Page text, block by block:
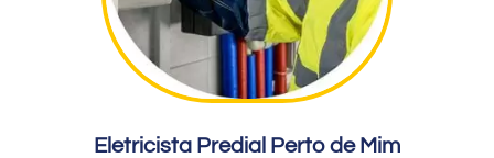
Eletricista Predial Perto de Mim